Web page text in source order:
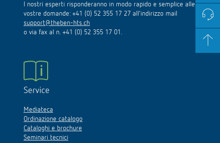
I nostri esperti risponderanno in modo rapido e semplice alle
vostre domande: +41 (0) 52 355 17 27 all’indirizzo mail
support@theben-hts.ch
o via fax al n. +41 (0) 52 355 17 01.
Service
Mediateca
Ordinazione catalogo
Cataloghi e brochure
Seminari tecnici